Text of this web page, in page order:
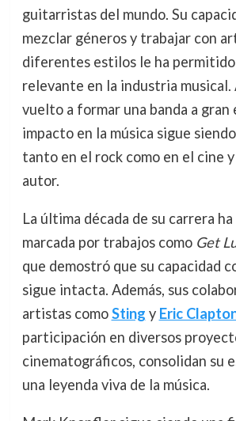
guitarristas del mundo. Su
mezclar géneros y trabajar con
diferentes estilos le ha
relevante en la industria musical.
vuelto a formar una banda a gran
impacto en la música sigue
tanto en el rock como en el cine y
autor.
La última década de su carrera
marcada por trabajos como Get
que demostró que su capacidad
sigue intacta. Además, sus
artistas comoSting y Eric
participación en diversos
cinematográficos, consolidan su
una leyenda viva de la música.